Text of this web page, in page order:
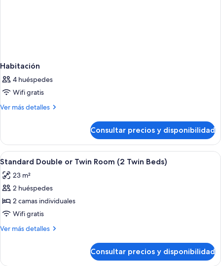
Habitación
4 huéspedes
Wifi gratis
Ver más detalles
Más
Consultar precios y disponibilidad
Abrir
todas
las
fotos
de
Standard
Double
Room
Una habitación de hotel moderna
8
Standard Double or Twin Room (2 Twin Beds)
23 m²
2 huéspedes
2 camas individuales
Wifi gratis
Ver más detalles
Más
Double
Consultar precios y disponibilidad